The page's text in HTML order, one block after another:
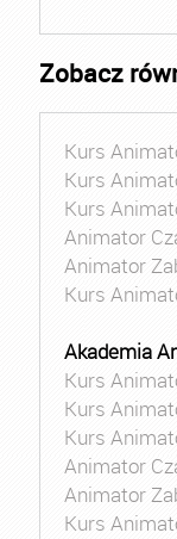
Zobacz
Kurs
Kurs
Kurs
Animator
Animator
Kurs
Akademia
Kurs
Kurs
Kurs
Animator
Animator
Kurs